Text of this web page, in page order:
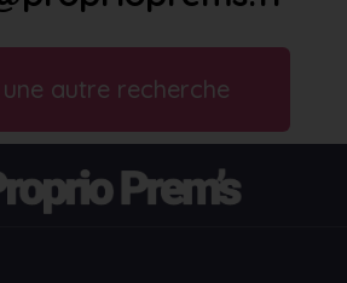
autre recherche